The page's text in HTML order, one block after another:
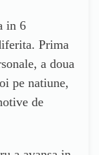
in 6
Prima
a doua
pe natiune,
de